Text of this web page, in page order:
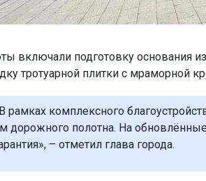
включали подготовку основания
тротуарной плитки с мраморной
рамках комплексного
дорожного полотна. На
– отметил глава города.